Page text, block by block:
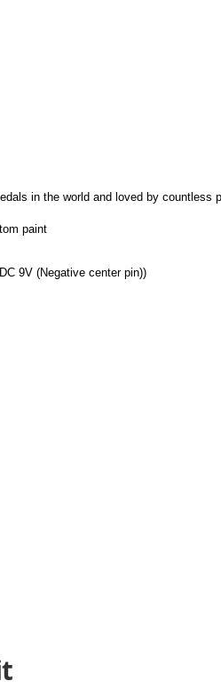
in the world and loved by
paint
9V (Negative center pin))